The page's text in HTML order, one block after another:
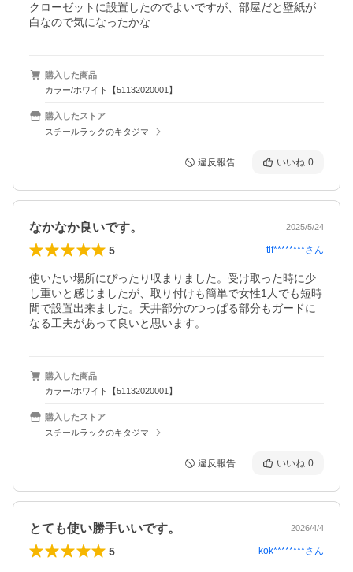
クローゼットに設置したのでよいですが、部屋だと壁紙が
白なので気になったかな
購入した商品
カラー/ホワイト【51132020001】
購入したストア
スチールラックのキタジマ
違反報告 いいね 0
なかなか良いです。 2025/5/24
5 tif********さん
使いたい場所にぴったり収まりました。受け取った時に少
し重いと感じましたが、取り付けも簡単で女性1人でも短時
間で設置出来ました。天井部分のつっぱる部分もガードに
なる工夫があって良いと思います。
購入した商品
カラー/ホワイト【51132020001】
購入したストア
スチールラックのキタジマ
違反報告 いいね 0
とても使い勝手いいです。 2026/4/4
5 kok********さん